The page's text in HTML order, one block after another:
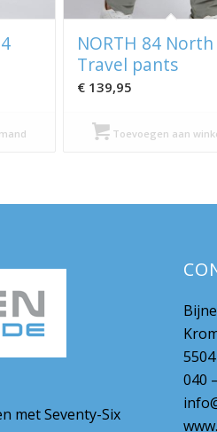
NORTH 84
Travel pants
€139,95
Toevoegen aan
met Seventy-Six
040